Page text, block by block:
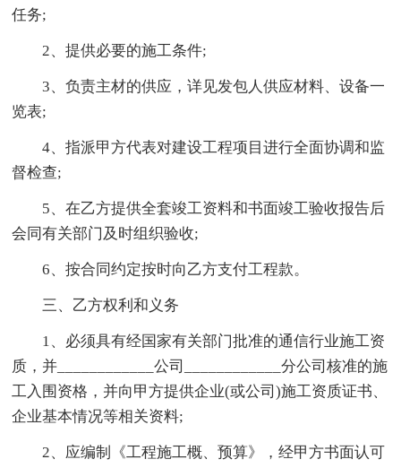
任务;
2、提供必要的施工条件;
3、负责主材的供应，详见发包人供应材料、设备一
览表;
4、指派甲方代表对建设工程项目进行全面协调和监
督检查;
5、在乙方提供全套竣工资料和书面竣工验收报告后
会同有关部门及时组织验收;
6、按合同约定按时向乙方支付工程款。
三、乙方权利和义务
1、必须具有经国家有关部门批准的通信行业施工资
质，并____________公司____________分公司核准的施
工入围资格，并向甲方提供企业(或公司)施工资质证书、
企业基本情况等相关资料;
2、应编制《工程施工概、预算》，经甲方书面认可